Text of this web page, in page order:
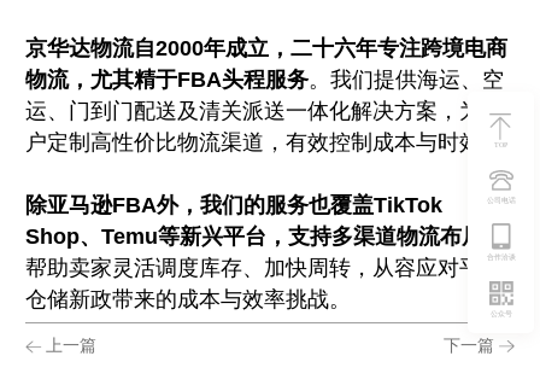
TOP
公司电话
合作洽谈
公众号
京华达物流自2000年成立，二十六年专注跨境电商
物流，尤其精于FBA头程服务。我们提供海运、空
运、门到门配送及清关派送一体化解决方案，为客
户定制高性价比物流渠道，有效控制成本与时效。
除亚马逊FBA外，我们的服务也覆盖TikTok
Shop、Temu等新兴平台，支持多渠道物流布局
，
帮助卖家灵活调度库存、加快周转，从容应对平台
仓储新政带来的成本与效率挑战。
上一篇 下一篇